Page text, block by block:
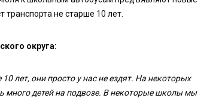
не старше 10 лет.
округа:
лет, они просто у нас не ездят. На некоторых
много детей на подвозе. В некоторые школы мы